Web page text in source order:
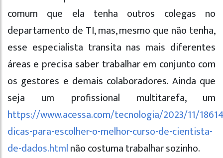
comum que ela tenha outros colegas no
departamento de TI, mas, mesmo que não tenha,
esse especialista transita nas mais diferentes
áreas e precisa saber trabalhar em conjunto com
os gestores e demais colaboradores. Ainda que
seja um profissional multitarefa, um
https://www.acessa.com/tecnologia/2023/11/
dicas-para-escolher-o-melhor-curso-de-cientista-
de-dados.htmlnão costuma trabalhar sozinho.